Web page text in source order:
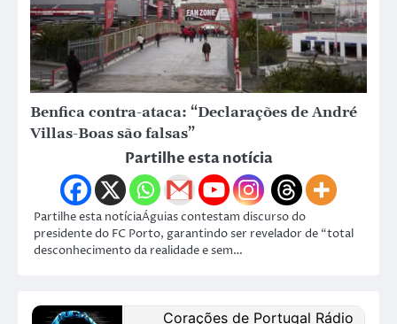
Benfica contra-ataca: “Declarações de André
Villas-Boas são falsas”
Partilhe esta notícia
Partilhe esta notíciaÁguias contestam discurso do
presidente do FC Porto, garantindo ser revelador de “total
desconhecimento da realidade e sem…